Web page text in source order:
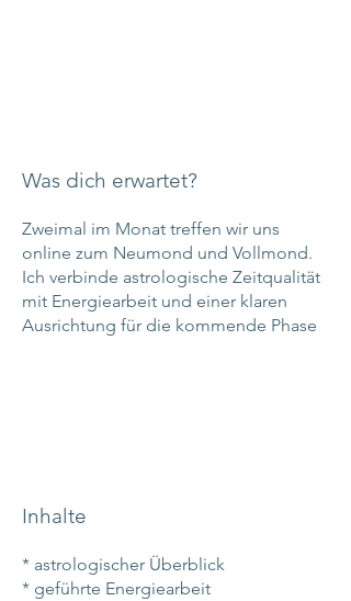
Was dich erwartet?
Zweimal im Monat treffen wir uns
online zum Neumond und Vollmond.
Ich verbinde astrologische Zeitqualität
mit Energiearbeit und einer klaren
Ausrichtung für die kommende Phase
Inhalte
* astrologischer Überblick
* geführte Energiearbeit